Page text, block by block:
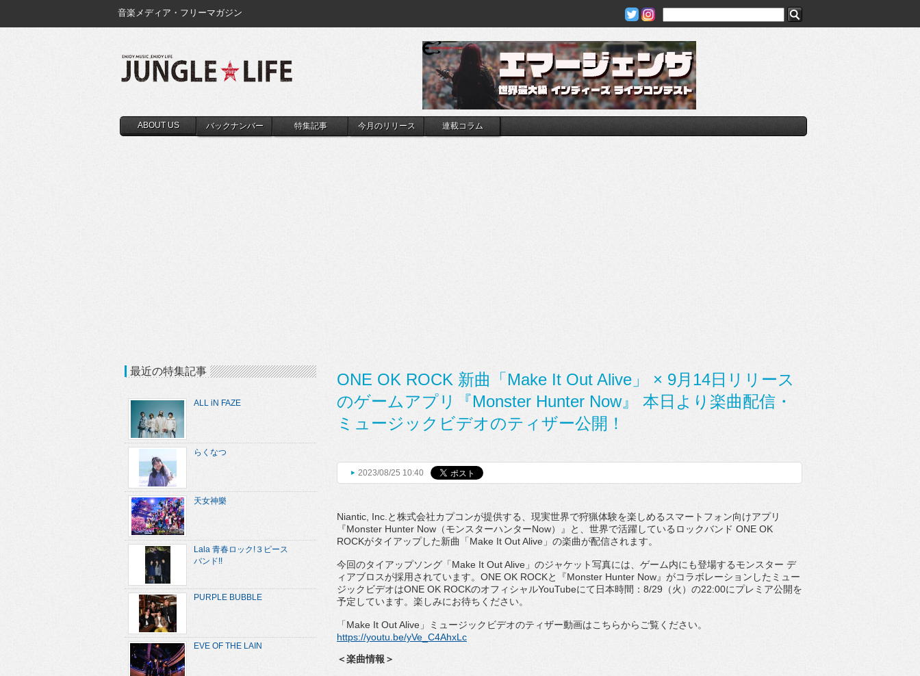
音楽メディア・フリーマガジン
ABOUT US バックナンバー 特集記事 今月のリリース 連載コラム
ONE OK ROCK 新曲「Make It Out Alive」 × 9月14日リリース
のゲームアプリ『Monster Hunter Now』 本日より楽曲配信・
ミュージックビデオのティザー公開！
2023/08/25 10:40
Niantic, Inc. と株式会社カプコンが提供する、 現実世界で狩猟体験を楽しめるスマートフォン向けアプリ
『Monster Hunter Now （モンスターハンターNow）』と、 世界で活躍しているロックバンド ONE OK
ROCKがタイアップした新曲「Make It Out Alive 」の楽曲が配信されます。
今回のタイアップソング「Make It Out Alive 」のジャケット写真には、 ゲーム内にも登場するモンスター デ
ィアブロスが採用されています。 ONE OK ROCKと『Monster Hunter Now』がコラボレーションしたミュー
ジックビデオはONE OK ROCKのオフィシャルYouTubeにて日本時間： 8/29 （火）の22:00にプレミア公開を
予定しています。 楽しみにお待ちください。
「Make It Out Alive 」
ミュージックビデオのティザー動画はこちらからご覧ください。
https://youtu.be/yVe_C4AhxLc
＜楽曲情報＞
最近の特集記事
ALL iN FAZE
らくなつ
天女神樂
Lala 青春ロック!３ピース
バンド!!
PURPLE BUBBLE
EVE OF THE LAIN